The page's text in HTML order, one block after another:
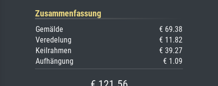
Zusammenfassung
Gemälde
€ 69.38
Veredelung
€ 11.82
Keilrahmen
€ 39.27
Aufhängung
€ 1.09